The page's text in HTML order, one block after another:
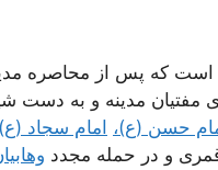
است که پس از محاصره
مفتیان مدینه و به دست
حسن (ع)، امام سجاد